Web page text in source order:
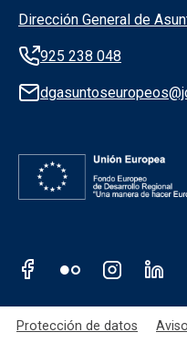
Información de la
Dirección General de
925 238 048
Redes sociales
Menú legal
Protección de datos